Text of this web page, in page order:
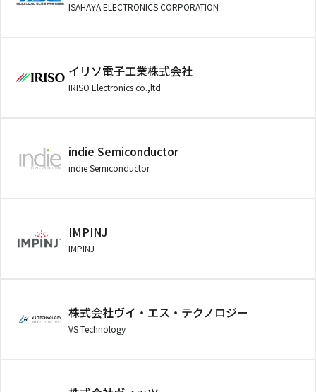
ISAHAYA ELECTRONICS CORPORATION
イリソ電子工業株式会社
IRISO Electronics co.,ltd.
indie Semiconductor
indie Semiconductor
IMPINJ
IMPINJ
株式会社ヴイ・エス・テクノロジー
VS Technology